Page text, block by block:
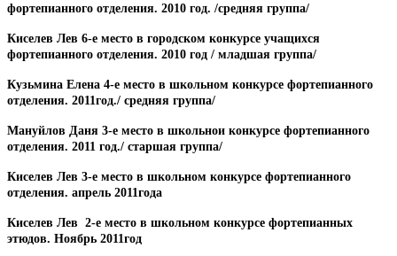
фортепианного отделения. 2010 год. /средняя группа/
Киселев Лев 6-е место в городском конкурсе учащихся
фортепианного отделения. 2010 год / младшая группа/
Кузьмина Елена 4-е место в школьном конкурсе фортепианного
отделения. 2011год./ средняя группа/
Мануйлов Даня 3-е место в школьнои конкурсе фортепианного
отделения. 2011 год./ старшая группа/
Киселев Лев 3-е место в школьном конкурсе фортепианного
отделения. апрель 2011года
Киселев Лев 2-е место в школьном конкурсе фортепианных
этюдов. Ноябрь 2011год